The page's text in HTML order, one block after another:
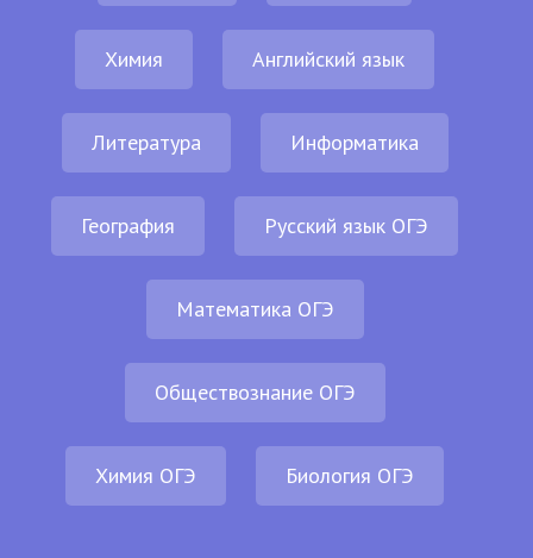
Химия Английский язык
Литература Информатика
География Русский язык ОГЭ
Математика ОГЭ
Обществознание ОГЭ
Химия ОГЭ Биология ОГЭ